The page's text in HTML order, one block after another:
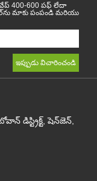
400-600 పఫ్ లేదా
మాకు పంపండి మరియు
డిస్ట్రిక్ట్, షెన్‌జెన్,